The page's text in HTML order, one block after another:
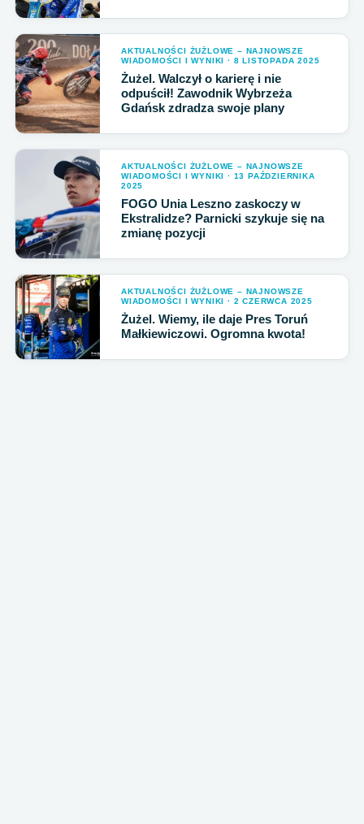
AKTUALNOŚCI ŻUŻLOWE – NAJNOWSZE
WIADOMOŚCI I WYNIKI · 8 LISTOPADA 2025
Żużel. Walczył o karierę i nie
odpuścił! Zawodnik Wybrzeża
Gdańsk zdradza swoje plany
AKTUALNOŚCI ŻUŻLOWE – NAJNOWSZE
WIADOMOŚCI I WYNIKI · 13 PAŹDZIERNIKA
2025
FOGO Unia Leszno zaskoczy w
Ekstralidze? Parnicki szykuje się na
zmianę pozycji
AKTUALNOŚCI ŻUŻLOWE – NAJNOWSZE
WIADOMOŚCI I WYNIKI · 2 CZERWCA 2025
Żużel. Wiemy, ile daje Pres Toruń
Małkiewiczowi. Ogromna kwota!